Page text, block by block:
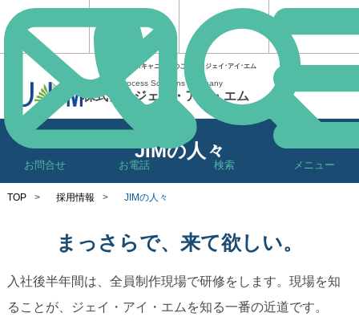
文書管理・スキャニングのことならジェイ･アイ･エム
Business Process Solutions Company
株式会社ジェイ・アイ・エム
お問合せ お電話 検索 メニュー
JIMの人々
TOP > 採用情報 > JIMの人々
まっさらで、来て欲しい。
入社後半年間は、全員制作現場で研修をします。現場を知
ることが、ジェイ・アイ・エムを知る一番の近道です。